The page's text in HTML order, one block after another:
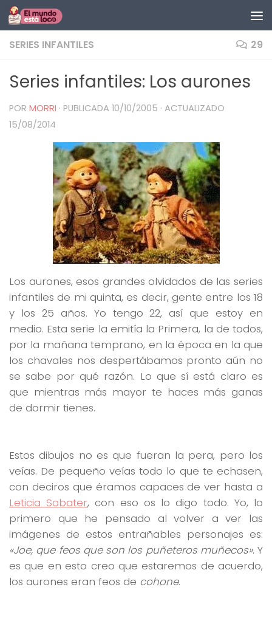
Saltar al contenido
SERIES INFANTILES 29
Series infantiles: Los aurones
POR MORRI · PUBLICADA 10/10/2005 · ACTUALIZADO
15/08/2014
Los aurones, esos grandes olvidados de las series
infantiles de mi quinta, es decir, gente entre los 18
y los 25 años. Yo tengo 22, así que estoy en
medio. Esta serie la emitía la Primera, la de todos,
por la mañana temprano, en la época en la que
los chavales nos despertábamos pronto aún no
se sabe por qué razón. Lo que sí está claro es
que mientras más mayor te haces más ganas
de dormir tienes.
Estos dibujos no es que fueran la pera, pero los
veías. De pequeño veías todo lo que te echasen,
con deciros que éramos capaces de ver hasta a
Leticia Sabater, con eso os lo digo todo. Yo, lo
primero que he pensado al volver a ver las
imágenes de estos entrañables personajes es:
«Joe, que feos que son los puñeteros muñecos». Y
es que en esto creo que estaremos de acuerdo,
los aurones eran feos de cohone.